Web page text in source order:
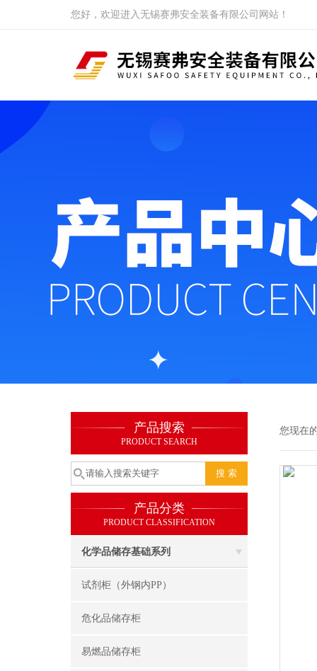
您好，欢迎进入无锡赛弗安全装备有限公司网站！
产品搜索
PRODUCT SEARCH
产品分类
PRODUCT CLASSIFICATION
化学品储存基础系列
试剂柜（外钢内PP）
危化品储存柜
易燃品储存柜
您现在